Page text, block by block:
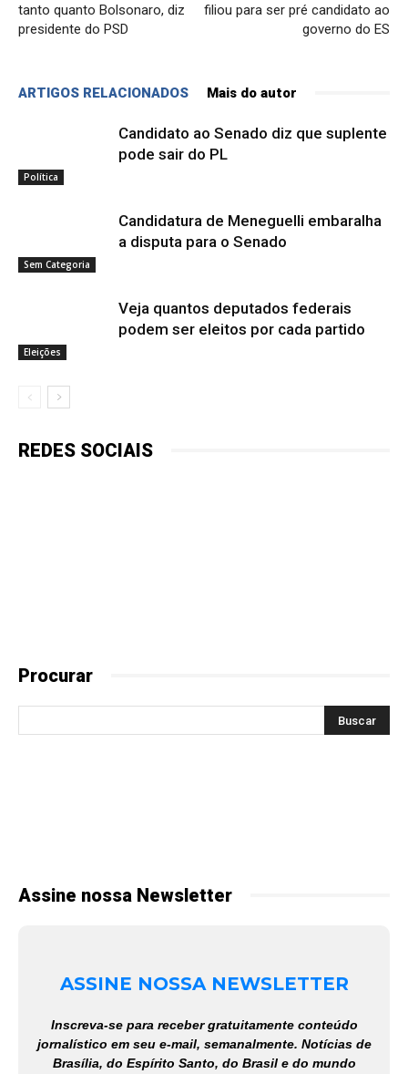
tanto quanto Bolsonaro, diz
presidente do PSD
filiou para ser pré candidato ao
governo do ES
ARTIGOS RELACIONADOS Mais do autor
Política
Candidato ao Senado diz que suplente
pode sair do PL
Sem Categoria
Candidatura de Meneguelli embaralha
a disputa para o Senado
Eleições
Veja quantos deputados federais
podem ser eleitos por cada partido
REDES SOCIAIS
Procurar
Assine nossa Newsletter
ASSINE NOSSA NEWSLETTER
Inscreva-se para receber gratuitamente conteúdo
jornalístico em seu e-mail, semanalmente. Notícias de
Brasília, do Espírito Santo, do Brasil e do mundo